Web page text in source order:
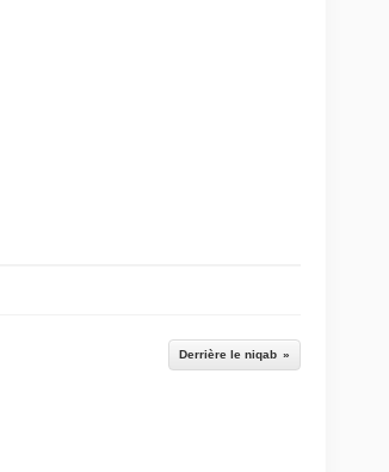
Derrière le niqab